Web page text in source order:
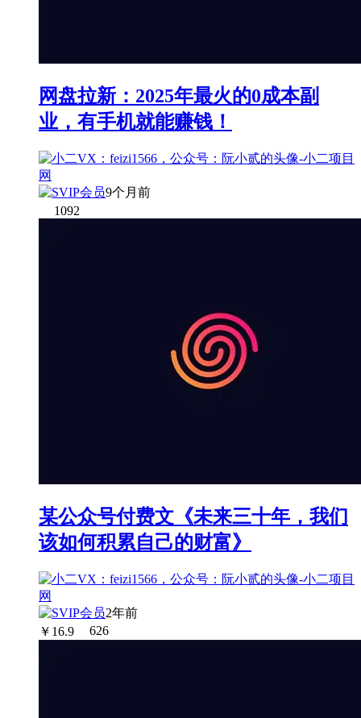
网盘拉新：2025年最火的0成本副
业，有手机就能赚钱！
9个月前
1092
某公众号付费文《未来三十年，我们
该如何积累自己的财富》
2年前
￥ 16.9 626